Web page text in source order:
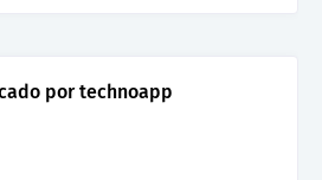
portechnoapp